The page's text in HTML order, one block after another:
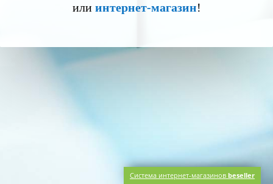
или интернет-магазин!
Система интернет-магазинов beseller